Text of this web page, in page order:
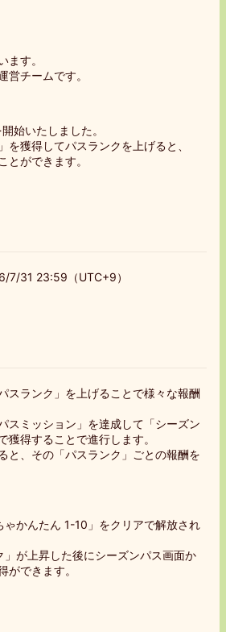
ます。
営チームです。
始いたしました。
を獲得してパスランクを上げると、
とができます。
7/31 23:59（UTC+9）
スランク」を上げることで様々な報酬
スミッション」を達成して「シーズン
獲得することで進行します。
と、その「パスランク」ごとの報酬を
かんたん 1-10」をクリアで解放され
が上昇した後にシーズンパス画面か
ができます。